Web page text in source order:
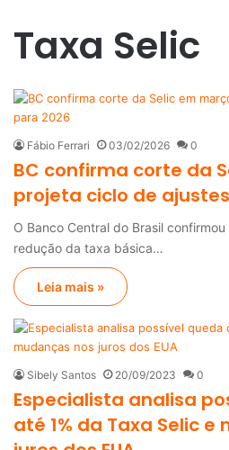
Taxa Selic
Fábio Ferrari 03/02/2026 0
BC confirma corte da
projeta ciclo de
O Banco Central do Brasil
redução da taxa básica…
Leia mais »
Sibely Santos 20/09/2023 0
Especialista analisa
até 1% da Taxa Selic e